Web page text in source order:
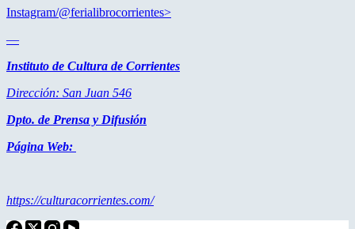
Instagram/@ferialibrocorrientes>
—
Instituto de Cultura de Corrientes
Dirección: San Juan 546
Dpto. de Prensa y Difusión
Página Web:
https://culturacorrientes.com/